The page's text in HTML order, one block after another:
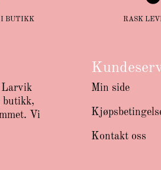
BUTIKK RASK
Larvik
butikk,
Vi
Min side
Kontakt oss